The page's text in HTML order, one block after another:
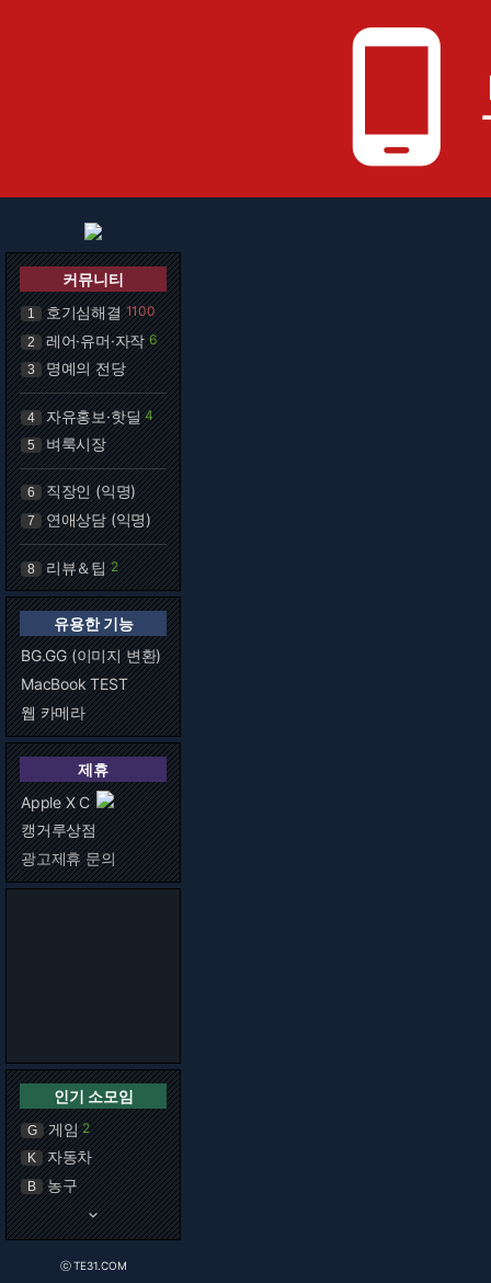
phone_android
커뮤니티
1 호기심해결 1100
2 레어·유머·자작 6
3 명예의 전당
4 자유홍보·핫딜 4
5 벼룩시장
6 직장인 (익명)
7 연애상담 (익명)
8 리뷰＆팁 2
유용한 기능
BG.GG (이미지 변환)
MacBook TEST
웹 카메라
제휴
Apple X C
캥거루상점
광고제휴 문의
인기 소모임
G 게임 2
K 자동차
B 농구
keyboard_arrow_down
ⓒ TE31.COM